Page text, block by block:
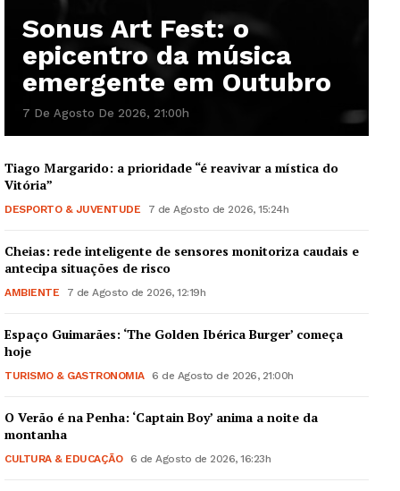
Sonus Art Fest: o
epicentro da música
emergente em Outubro
7 De Agosto De 2026, 21:00h
Tiago Margarido: a prioridade “é reavivar a mística do
Vitória”
DESPORTO & JUVENTUDE 7 de Agosto de 2026, 15:24h
Cheias: rede inteligente de sensores monitoriza caudais e
antecipa situações de risco
AMBIENTE 7 de Agosto de 2026, 12:19h
Espaço Guimarães: ‘The Golden Ibérica Burger’ começa
hoje
TURISMO & GASTRONOMIA 6 de Agosto de 2026, 21:00h
O Verão é na Penha: ‘Captain Boy’ anima a noite da
montanha
CULTURA & EDUCAÇÃO 6 de Agosto de 2026, 16:23h